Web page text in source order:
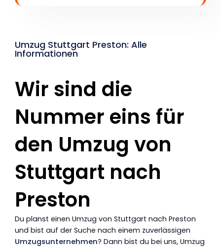
Umzug Stuttgart Preston: Alle
Informationen
Wir sind die
Nummer eins für
den Umzug von
Stuttgart nach
Preston
Du planst einen Umzug von Stuttgart nach Preston
und bist auf der Suche nach einem zuverlässigen
Umzugsunternehmen? Dann bist du bei uns, Umzug